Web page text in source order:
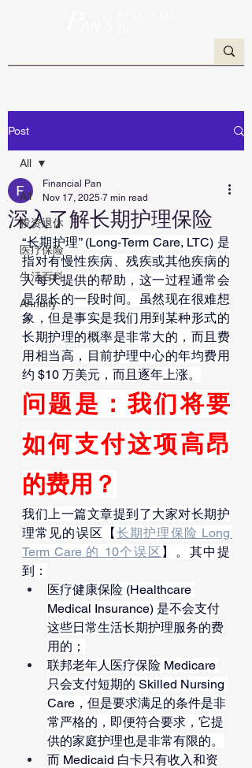
Post
All
投资退休
医疗保险
生活百科
Annuity
All
深入了解长期护理保险
Financial Pan
Nov 17, 2025 7 min read
“长期护理” (Long-Term Care, LTC) 是
指对有慢性疾病、残疾或其他疾病的
人每天提供的帮助，这一过程通常会
是很长的一段时间。虽然现在很难想
象，但是事实是我们用到某种形式的
长期护理的概率是非常大的，而且费
用相当高，目前护理中心的年均费用
约 $10 万美元，而且逐年上涨。
问题是：我们将要
如何支付这项高昂
的费用？
我们上一篇文章提到了大家对长期护
理常见的误区【长期护理保险 Long
Term Care 的 10个误区 】。其中提
到：
医疗健康保险 (Healthcare
Medical Insurance) 是不会支付
这些日常生活长期护理服务的费
用的；
联邦老年人医疗保险 Medicare
只会支付短期的 Skilled Nursing
Care，但是要求满足的条件是非
常严格的，即便符合要求，它提
供的家庭护理也是非常有限的。
而 Medicaid 白卡只有收入和资